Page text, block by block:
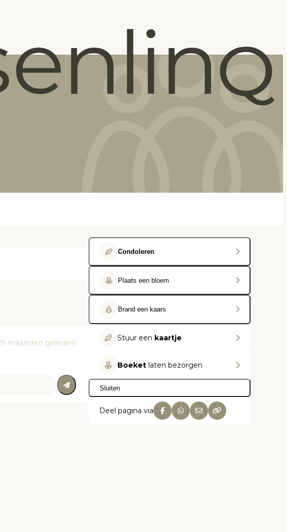
9 maanden geleden
Condoleren
Plaats een bloem
Brand een kaars
Stuur een kaartje
Boeket laten bezorgen
Sluiten
Deel pagina via